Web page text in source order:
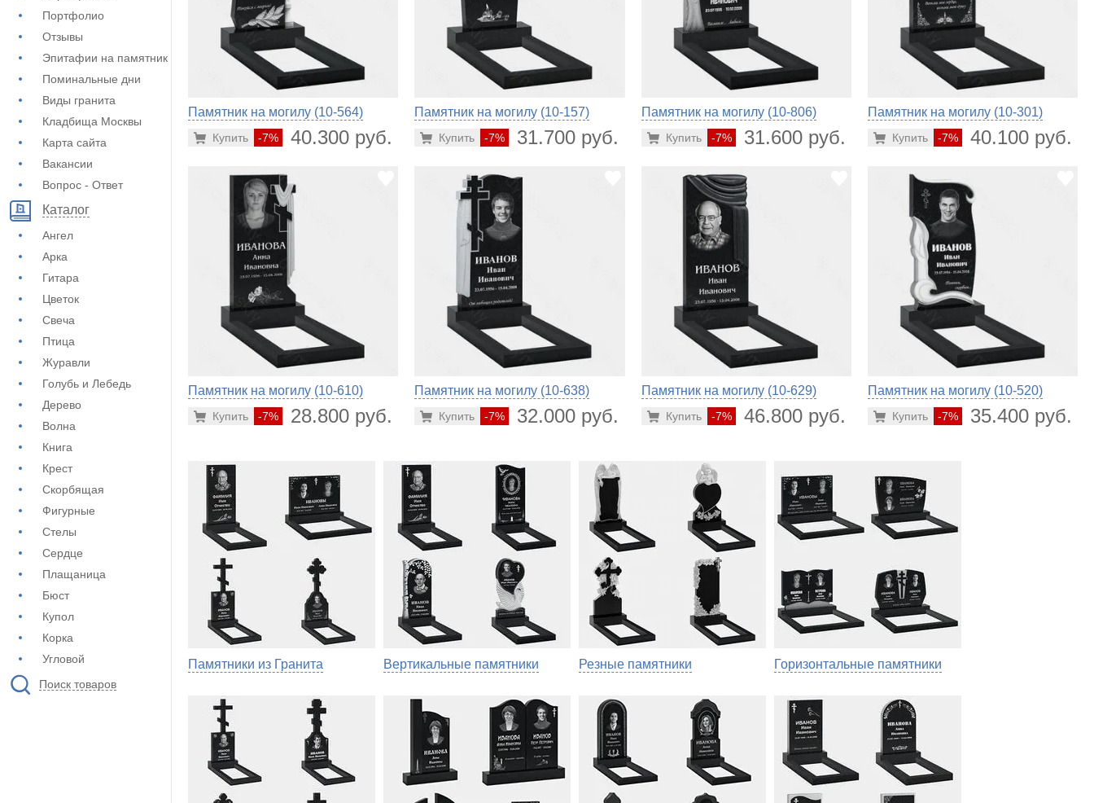
Портфолио
Отзывы
Эпитафии на памятник
Поминальные дни
Виды гранита
Кладбища Москвы
Карта сайта
Вакансии
Вопрос - Ответ
Каталог
Ангел
Арка
Гитара
Цветок
Свеча
Птица
Журавли
Голубь и Лебедь
Дерево
Волна
Книга
Крест
Скорбящая
Фигурные
Стелы
Сердце
Плащаница
Бюст
Купол
Корка
Угловой
Поиск товаров
Памятник на могилу (10-564)
-7% 40.300 руб.
Купить
Памятник на могилу (10-157)
-7% 31.700 руб.
Купить
Памятник на могилу (10-806)
-7% 31.600 руб.
Купить
Памятник на могилу (10-301)
-7% 40.100 руб.
Купить
Памятник на могилу (10-610)
-7% 28.800 руб.
Купить
Памятник на могилу (10-638)
-7% 32.000 руб.
Купить
Памятник на могилу (10-629)
-7% 46.800 руб.
Купить
Памятник на могилу (10-520)
-7% 35.400 руб.
Купить
Памятники из Гранита Вертикальные памятники Резные памятники Горизонтальные памятники